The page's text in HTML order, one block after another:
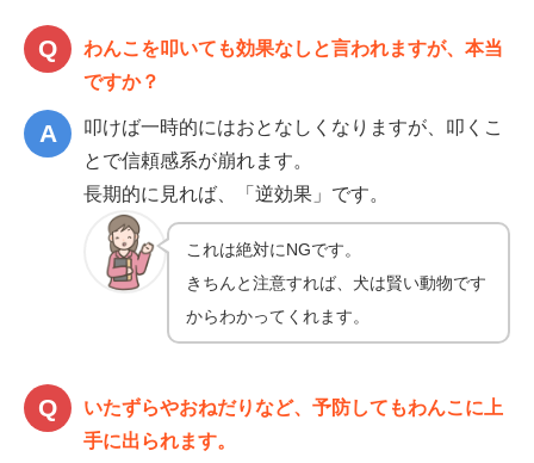
わんこを叩いても効果なしと言われますが、本当
ですか？
叩けば一時的にはおとなしくなりますが、叩くこ
とで信頼感系が崩れます。
長期的に見れば、「逆効果」です。
これは絶対にNGです。
きちんと注意すれば、犬は賢い動物です
からわかってくれます。
いたずらやおねだりなど、予防してもわんこに上
手に出られます。